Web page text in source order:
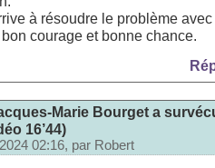
à résoudre le problème
courage et bonne chance.
Marie Bourget a
16’44)
02:16, par Robert